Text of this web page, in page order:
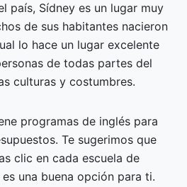
país, Sídney es un lugar muy
de sus habitantes nacieron
lo hace un lugar excelente
de todas partes del
culturas y costumbres.
programas de inglés para
Te sugerimos que
clic en cada escuela de
una buena opción para ti.